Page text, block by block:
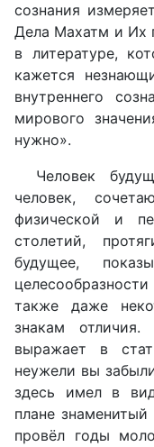
сознания
Дела Махатм и Их
в литературе,
кажется
внутреннего
мирового
нужно».
Человек
человек,
физической и
столетий,
будущее,
также даже
знакам
выражает в
неужели вы
здесь имел в
плане
провёл годы